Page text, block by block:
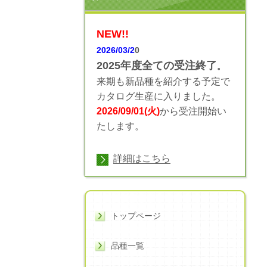
NEW!!
2026/03/20
2025年度全ての受注終了。
来期も新品種を紹介する予定で
カタログ生産に入りました。
2026/09/01(火)から受注開始い
たします。
詳細はこちら
トップページ
品種一覧